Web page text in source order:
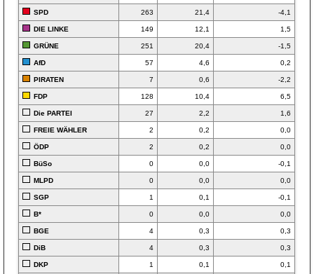
SPD 263 21,4 -4,1
DIE LINKE 149 12,1 1,5
GRÜNE 251 20,4 -1,5
AfD 57 4,6 0,2
PIRATEN 7 0,6 -2,2
FDP 128 10,4 6,5
Die PARTEI 27 2,2 1,6
FREIE WÄHLER 2 0,2 0,0
ÖDP 2 0,2 0,0
BüSo 0 0,0 -0,1
MLPD 0 0,0 0,0
SGP 1 0,1 -0,1
B* 0 0,0 0,0
BGE 4 0,3 0,3
DiB 4 0,3 0,3
DKP 1 0,1 0,1